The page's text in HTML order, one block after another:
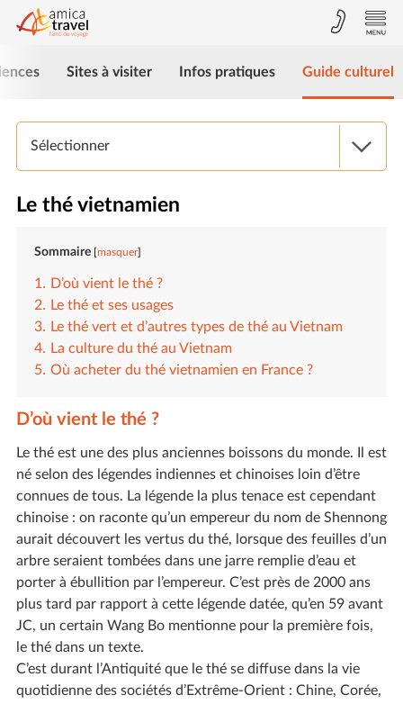
Sites à visiter Infos pratiques Guide culturel
Sélectionner
Le thé vietnamien
Sommaire masquer
D’où vient le thé ?
Le thé et ses usages
Le thé vert et d’autres types de thé au Vietnam
La culture du thé au Vietnam
Où acheter du thé vietnamien en France ?
D’où vient le thé ?
Le thé est une des plus anciennes boissons du monde. Il est
né selon des légendes indiennes et chinoises loin d’être
connues de tous. La légende la plus tenace est cependant
chinoise : on raconte qu’un empereur du nom de Shennong
aurait découvert les vertus du thé, lorsque des feuilles d’un
arbre seraient tombées dans une jarre remplie d’eau et
porter à ébullition par l’empereur. C’est près de 2000 ans
plus tard par rapport à cette légende datée, qu’en 59 avant
JC, un certain Wang Bo mentionne pour la première fois,
le thé dans un texte.
C’est durant l’Antiquité que le thé se diffuse dans la vie
quotidienne des sociétés d’Extrême-Orient : Chine, Corée,